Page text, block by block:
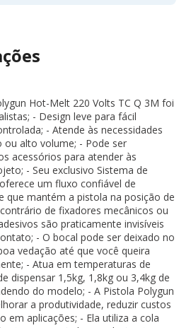
Hot-Melt 220 Volts TC Q 3M foi
- Design leve para fácil
- Atende às necessidades
ou alto volume; - Pode ser
acessórios para atender às
- Seu exclusivo Sistema de
um fluxo confiável de
que mantém a pistola na posição de
de fixadores mecânicos ou
são praticamente invisíveis
- O bocal pode ser deixado no
vedação até que você queira
- Atua em temperaturas de
dispensar 1,5kg, 1,8kg ou 3,4kg de
do modelo; - A Pistola Polygun
a produtividade, reduzir custos
em aplicações; - Ela utiliza a cola